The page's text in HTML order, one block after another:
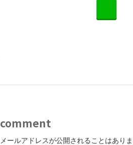
comment
メールアドレスが公開されることはあり